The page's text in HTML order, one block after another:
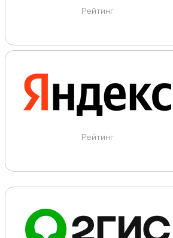
Рейтинг
Рейтинг